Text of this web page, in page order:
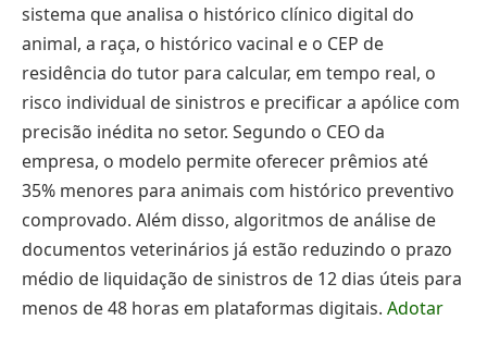
sistema que analisa o histórico clínico digital do
animal, a raça, o histórico vacinal e o CEP de
residência do tutor para calcular, em tempo real, o
risco individual de sinistros e precificar a apólice com
precisão inédita no setor. Segundo o CEO da
empresa, o modelo permite oferecer prêmios até
35% menores para animais com histórico preventivo
comprovado. Além disso, algoritmos de análise de
documentos veterinários já estão reduzindo o prazo
médio de liquidação de sinistros de 12 dias úteis para
menos de 48 horas em plataformas digitais. Adotar